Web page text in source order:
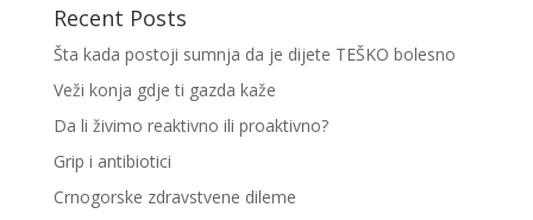
Recent Posts
Šta kada postoji sumnja da je dijete TEŠKO bolesno
Veži konja gdje ti gazda kaže
Da li živimo reaktivno ili proaktivno?
Grip i antibiotici
Crnogorske zdravstvene dileme